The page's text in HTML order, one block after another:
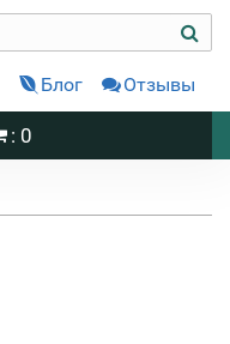
Блог Отзывы
: 0